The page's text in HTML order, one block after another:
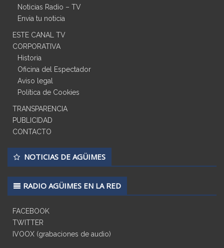
Noticias Radio – TV
Envia tu noticia
ESTE CANAL TV
CORPORATIVA
Historia
Oficina del Espectador
Aviso legal
Política de Cookies
TRANSPARENCIA
PUBLICIDAD
CONTACTO
NOTICIAS DE AGÜIMES
RADIO AGÜIMES EN LA RED
FACEBOOK
TWITTER
IVOOX (grabaciones de audio)